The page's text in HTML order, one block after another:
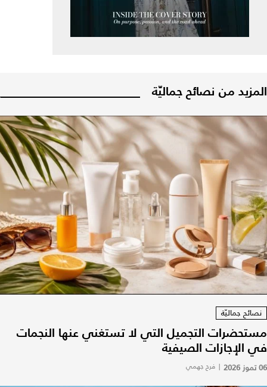
المزيد من نصائح جماليّة
نصائح جماليّة
مستحضرات التجميل التي لا تستغني عنها النجمات
في الإجازات الصيفية
06 تموز 2026 | فرح جهمي